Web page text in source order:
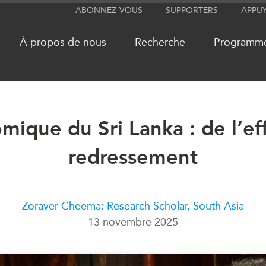
ABONNEZ-VOUS SUPPORTERS
À propos de nous Recherche
RÉSEAUX
CanWIN
ABAC
CSCAP
MÉDIAS
du Sri Lanka : de
redressement
Zoraver Cheema: Research Scholar, South Asia
13 novembre 2025